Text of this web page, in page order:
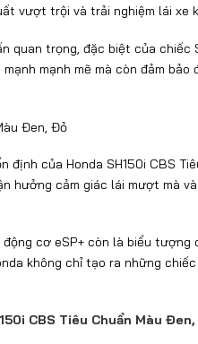
vượt trội và trải nghiệm lái xe
quan trọng, đặc biệt của
mạnh mẽ mà còn đảm
định của Honda SH150i CBS
hưởng cảm giác lái mượt mà
cơ eSP+ còn là biểu
không chỉ tạo ra những
CBS Tiêu Chuẩn Màu